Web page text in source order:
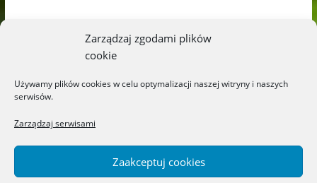
Zarządzaj zgodami plików
cookie
Używamy plików cookies w celu optymalizacji naszej witryny i naszych
serwisów.
Zarządzaj serwisami
Zaakceptuj cookies